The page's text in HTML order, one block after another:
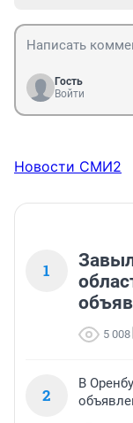
Гость
Войти
Новости СМИ2
1
5 008
2
В